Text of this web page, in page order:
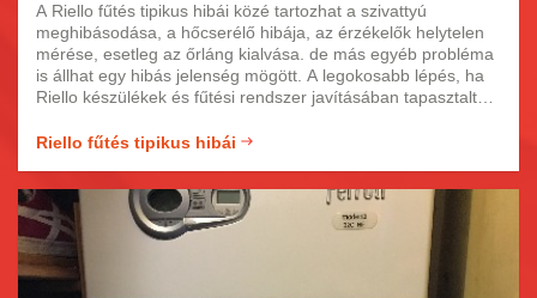
A Riello fűtés tipikus hibái közé tartozhat a szivattyú
meghibásodása, a hőcserélő hibája, az érzékelők helytelen
mérése, esetleg az őrláng kialvása. de más egyéb probléma
is állhat egy hibás jelenség mögött. A legokosabb lépés, ha
Riello készülékek és fűtési rendszer javításában tapasztalt
fényképes igazolvánnyal rendelkező, képzett szakemberek,
Riello fűtés tipikus hibái